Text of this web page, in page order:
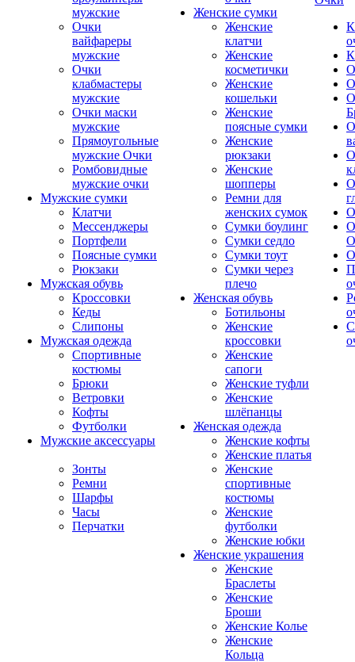
мужские
Очки
вайфареры
мужские
Очки
клабмастеры
мужские
Очки маски
мужские
Прямоугольные
мужские Очки
Ромбовидные
мужские очки
Мужские сумки
Клатчи
Мессенджеры
Портфели
Поясные сумки
Рюкзаки
Мужская обувь
Кроссовки
Кеды
Слипоны
Мужская одежда
Спортивные
костюмы
Брюки
Ветровки
Кофты
Футболки
Мужские аксессуары
Зонты
Ремни
Шарфы
Часы
Перчатки
Женские сумки
Женские
клатчи
Женские
косметички
Женские
кошельки
Женские
поясные сумки
Женские
рюкзаки
Женские
шопперы
Ремни для
женских сумок
Сумки боулинг
Сумки седло
Сумки тоут
Сумки через
плечо
Женская обувь
Ботильоны
Женские
кроссовки
Женские
сапоги
Женские туфли
Женские
шлёпанцы
Женская одежда
Женские кофты
Женские платья
Женские
спортивные
костюмы
Женские
футболки
Женские юбки
Женские украшения
Женские
Браслеты
Женские
Броши
Женские Колье
Женские
Кольца